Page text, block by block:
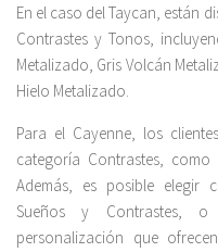
En el caso del Taycan, están
Contrastes y Tonos,
Metalizado, Gris Volcán
Hielo Metalizado.
Para el Cayenne, los
categoría Contrastes,
Además, es posible elegir
Sueños y Contrastes,
personalización que